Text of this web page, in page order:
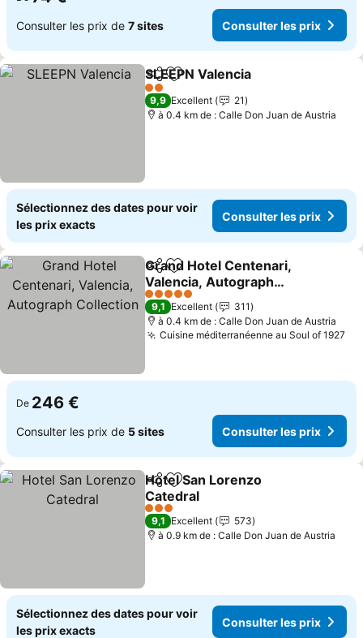
Consulter les prix de 7 sites Consulter les prix
PartagerAjouter à mes favoris
SLEEPN Valencia
2 Étoiles
9,9 Excellent
21
à 0.4 km de : Calle Don Juan de Austria
Sélectionnez des dates pour voir
les prix exacts
Consulter les prix
PartagerAjouter à mes favoris
Grand Hotel Centenari,
Valencia, Autograph
Collection
Consulter les prix
5 Étoiles
9,1 Excellent
311
à 0.4 km de : Calle Don Juan de Austria
Cuisine méditerranéenne au Soul of 1927
De 246 €
Consulter les prix de 5 sites Consulter les prix
PartagerAjouter à mes favoris
Hotel San Lorenzo
Catedral
Consulter les prix
3 Étoiles
9,1 Excellent
573
à 0.9 km de : Calle Don Juan de Austria
Sélectionnez des dates pour voir
les prix exacts
Consulter les prix